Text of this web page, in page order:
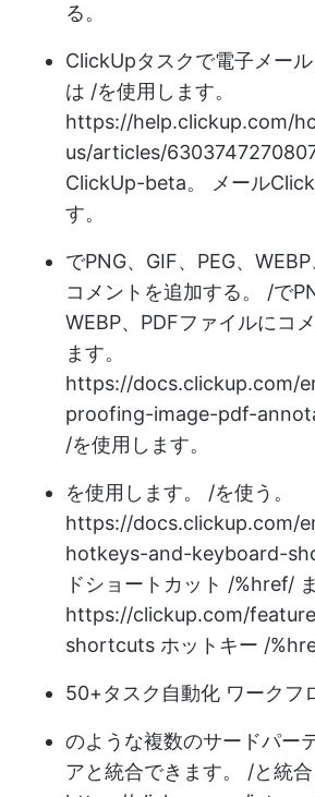
る。
ClickUpタスクで電子メー
は /を使用します。
https://help.clickup.com/
us/articles/
ClickUp-beta。
メール
す。
でPNG、GIF、PEG、
コメントを追加する。 /で
WEBP、PDFファイルにコ
ます。
https://docs.clickup.com/
proofing-image-pdf-
/を使用します。
を使用します。 /を使う。
https://docs.clickup.com/
hotkeys-and-keyboard-
ドショートカット /%href/
https://clickup.com/
shortcuts ホットキー /
50+タスク自動化 ワークフ
のような複数のサードパー
アと統合できます。 /と統合